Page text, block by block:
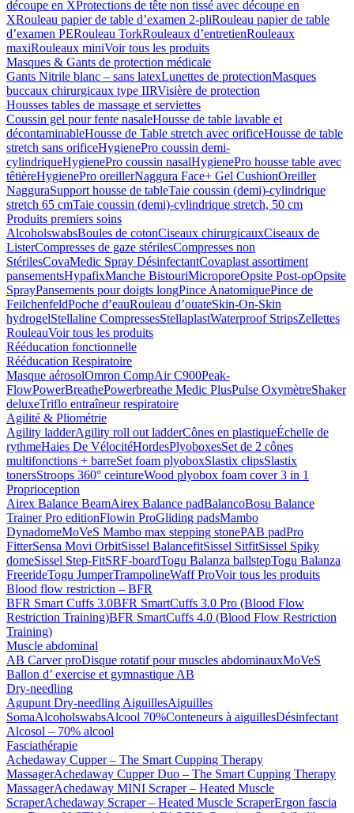
découpe en XProtections de tête non tissé avec découpe en
XRouleau papier de table d’examen 2-pliRouleau papier de table
d’examen PERouleau TorkRouleaux d’entretienRouleaux
maxiRouleaux miniVoir tous les produits
Masques & Gants de protection médicale
Gants Nitrile blanc – sans latexLunettes de protectionMasques
buccaux chirurgicaux type IIRVisière de protection
Housses tables de massage et serviettes
Coussin gel pour fente nasaleHousse de table lavable et
décontaminableHousse de Table stretch avec orificeHousse de table
stretch sans orificeHygienePro coussin demi-
cylindriqueHygienePro coussin nasalHygienePro housse table avec
têtièreHygienePro oreillerNaggura Face+ Gel CushionOreiller
NagguraSupport housse de tableTaie coussin (demi)-cylindrique
stretch 65 cmTaie coussin (demi)-cylindrique stretch, 50 cm
Produits premiers soins
AlcoholswabsBoules de cotonCiseaux chirurgicauxCiseaux de
ListerCompresses de gaze stérilesCompresses non
StérilesCovaMedic Spray DésinfectantCovaplast assortiment
pansementsHypafixManche BistouriMicroporeOpsite Post-opOpsite
SprayPansements pour doigts longPince AnatomiquePince de
FeilchenfeldPoche d’eauRouleau d’ouateSkin-On-Skin
hydrogelStellaline CompressesStellaplastWaterproof StripsZellettes
RouleauVoir tous les produits
Rééducation fonctionnelle
Rééducation Respiratoire
Masque aérosolOmron CompAir C900Peak-
FlowPowerBreathePowerbreathe Medic PlusPulse OxymètreShaker
deluxeTriflo entraîneur respiratoire
Agilité & Pliométrie
Agility ladderAgility roll out ladderCônes en plastiqueÉchelle de
rythmeHaies De VélocitéHordesPlyoboxesSet de 2 cônes
multifonctions + barreSet foam plyoboxSlastix clipsSlastix
tonersStroops 360° ceintureWood plyobox foam cover 3 in 1
Proprioception
Airex Balance BeamAirex Balance padBalancoBosu Balance
Trainer Pro editionFlowin ProGliding padsMambo
DynadomeMoVeS Mambo max stepping stonePAB padPro
FitterSensa Movi OrbitSissel BalancefitSissel SitfitSissel Spiky
domeSissel Step-FitSRF-boardTogu Balanza ballstepTogu Balanza
FreerideTogu JumperTrampolineWaff ProVoir tous les produits
Blood flow restriction – BFR
BFR Smart Cuffs 3.0BFR SmartCuffs 3.0 Pro (Blood Flow
Restriction Training)BFR SmartCuffs 4.0 (Blood Flow Restriction
Training)
Muscle abdominal
AB Carver proDisque rotatif pour muscles abdominauxMoVeS
Ballon d’ exercise et gymnastique AB
Dry-needling
Agupunt Dry-needling AiguillesAiguilles
SomaAlcoholswabsAlcool 70%Conteneurs à aiguillesDésinfectant
Alcosol – 70% alcool
Fasciathérapie
Achedaway Cupper – The Smart Cupping Therapy
MassagerAchedaway Cupper Duo – The Smart Cupping Therapy
MassagerAchedaway MINI Scraper – Heated Muscle
ScraperAchedaway Scraper – Heated Muscle ScraperErgon fascia